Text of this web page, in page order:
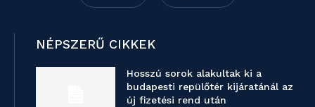
NÉPSZERŰ CIKKEK
Hosszú sorok alakultak ki a
budapesti repülőtér kijáratánál az
új fizetési rend után